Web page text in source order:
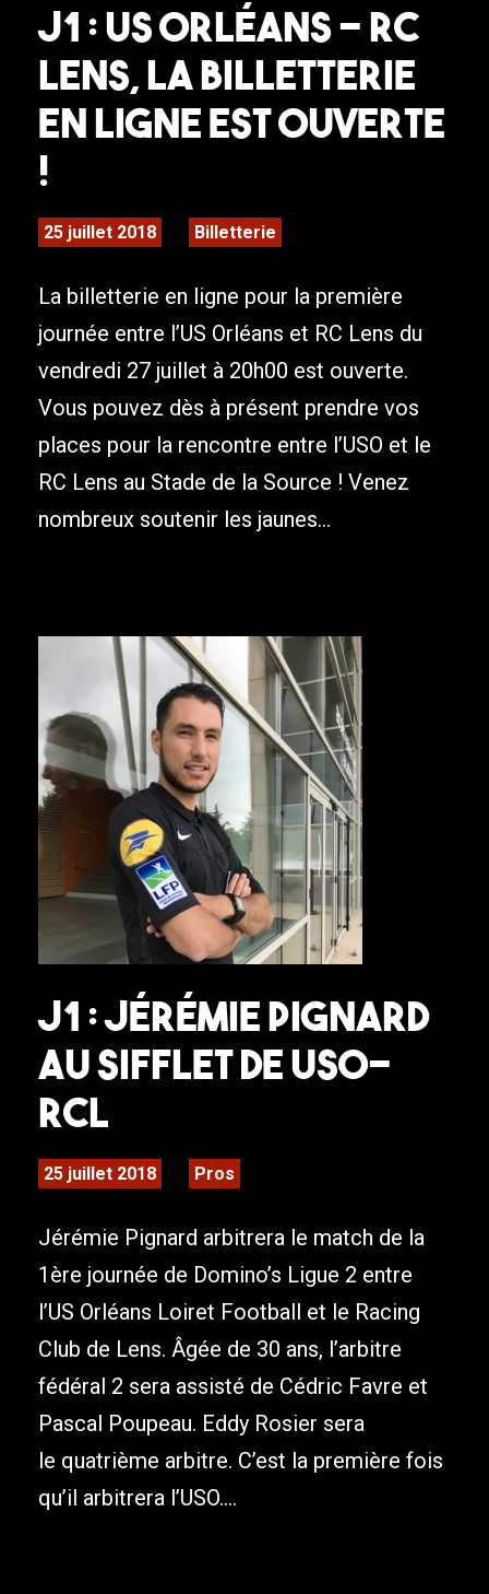
J1 : US Orléans – RC
Lens, la billetterie
en ligne est ouverte
!
25 juillet 2018 Billetterie
La billetterie en ligne pour la première
journée entre l’US Orléans et RC Lens du
vendredi 27 juillet à 20h00 est ouverte.
Vous pouvez dès à présent prendre vos
places pour la rencontre entre l’USO et le
RC Lens au Stade de la Source ! Venez
nombreux soutenir les jaunes...
J1 : Jérémie Pignard
au sifflet de USO-
RCL
25 juillet 2018 Pros
Jérémie Pignard arbitrera le match de la
1ère journée de Domino’s Ligue 2 entre
l’US Orléans Loiret Football et le Racing
Club de Lens. Âgée de 30 ans, l’arbitre
fédéral 2 sera assisté de Cédric Favre et
Pascal Poupeau. Eddy Rosier sera
le quatrième arbitre. C’est la première fois
qu’il arbitrera l’USO....